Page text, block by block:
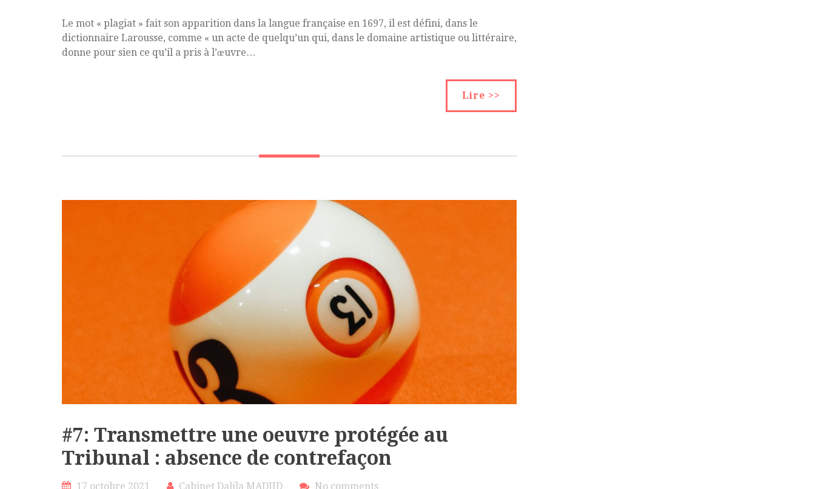
Le mot « plagiat » fait son apparition dans la langue française en 1697, il est défini, dans le
dictionnaire Larousse, comme « un acte de quelqu’un qui, dans le domaine artistique ou littéraire,
donne pour sien ce qu’il a pris à l’œuvre…
Lire >>
#7: Transmettre une oeuvre protégée au
Tribunal : absence de contrefaçon
17 octobre 2021 Cabinet Dalila MADJID No comments